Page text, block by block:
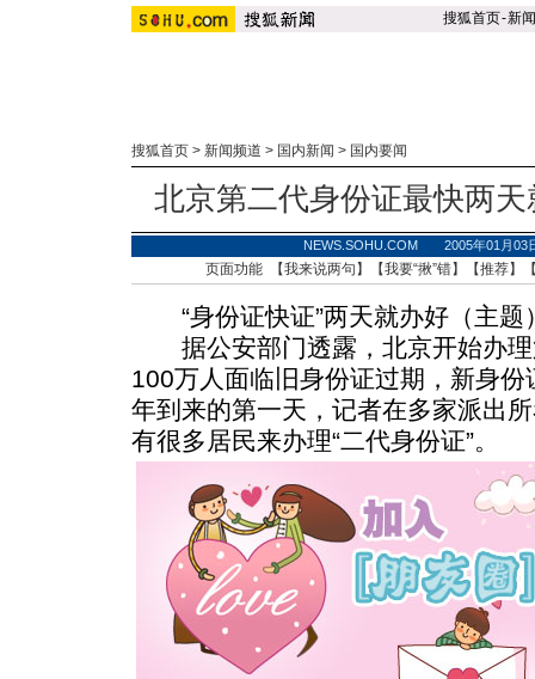
搜狐首页-新闻
搜狐首页 > 新闻频道 > 国内新闻 > 国内要闻
北京第二代身份证最快两
NEWS.SOHU.COM 2005年01月
页面功能 【我来说两句 】【我要“揪”错】【推荐】
“身份证快证”两天就办好（主题
据公安部门透露，北京开始办理
100万人面临旧身份证过期，新身
年到来的第一天，记者在多家派出
有很多居民来办理“二代身份证”。